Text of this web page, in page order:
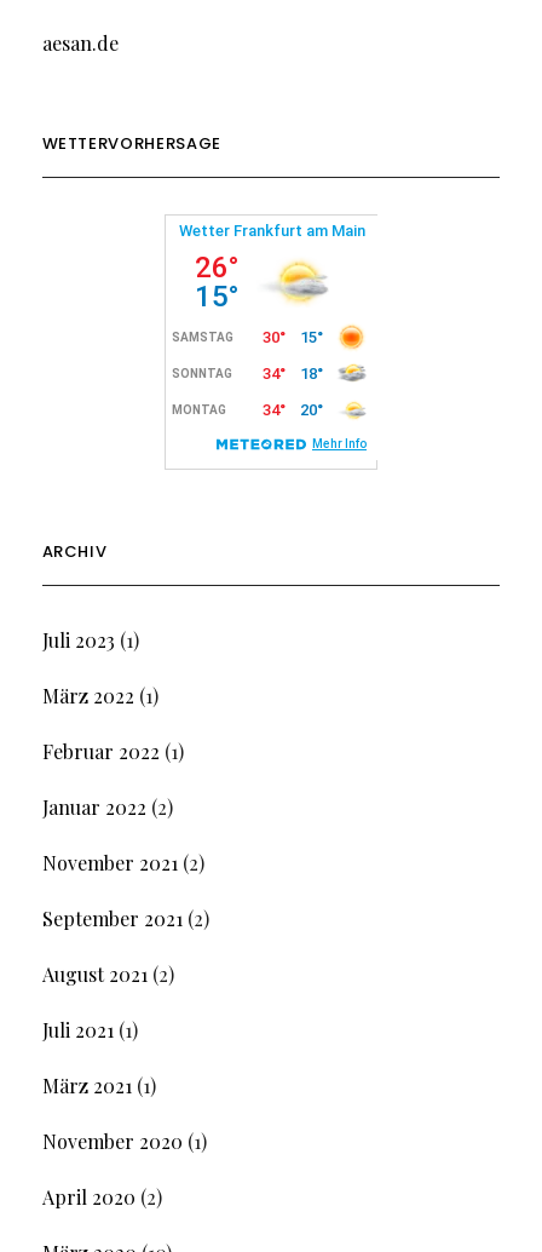
aesan.de
WETTERVORHERSAGE
ARCHIV
Juli 2023 (1)
März 2022 (1)
Februar 2022 (1)
Januar 2022 (2)
November 2021 (2)
September 2021 (2)
August 2021 (2)
Juli 2021 (1)
März 2021 (1)
November 2020 (1)
April 2020 (2)